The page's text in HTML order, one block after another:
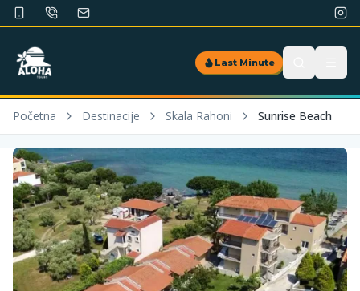
Last Minute
Početna Destinacije Skala Rahoni Sunrise Beach